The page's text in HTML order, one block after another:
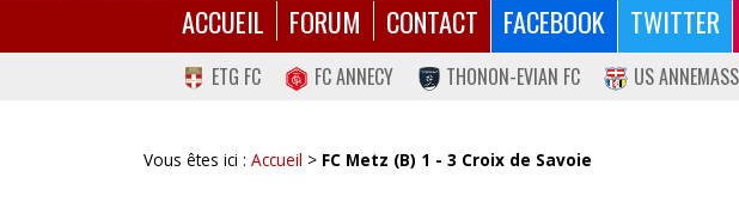
ACCUEIL FORUM CONTACT FACEBOOK TWITTER
ETG FC FC ANNECY THONON-EVIAN FC US
Vous êtes ici : Accueil > FC Metz (B) 1 - 3 Croix de Savoie